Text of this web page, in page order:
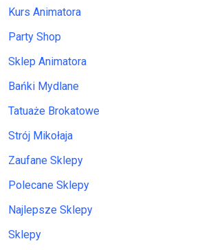
Kurs Animatora
Party Shop
Sklep Animatora
Bańki Mydlane
Tatuaże Brokatowe
Strój Mikołaja
Zaufane Sklepy
Polecane Sklepy
Najlepsze Sklepy
Sklepy